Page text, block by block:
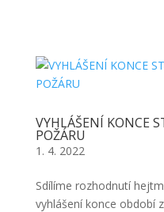
VYHLÁŠENÍ KONCE
POŽÁRU
1. 4. 2022
Sdílíme rozhodnutí
vyhlášení konce období